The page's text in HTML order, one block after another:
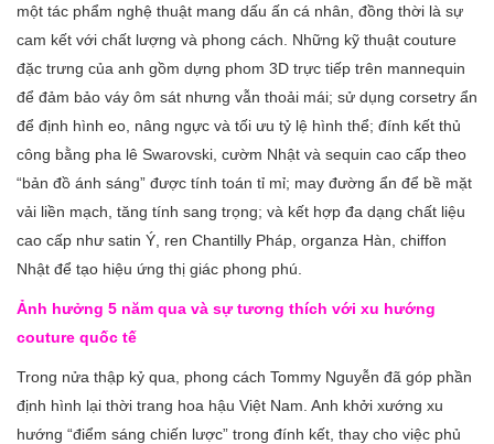
một tác phẩm nghệ thuật mang dấu ấn cá nhân, đồng thời là sự
cam kết với chất lượng và phong cách. Những kỹ thuật couture
đặc trưng của anh gồm dựng phom 3D trực tiếp trên mannequin
để đảm bảo váy ôm sát nhưng vẫn thoải mái; sử dụng corsetry ẩn
để định hình eo, nâng ngực và tối ưu tỷ lệ hình thể; đính kết thủ
công bằng pha lê Swarovski, cườm Nhật và sequin cao cấp theo
“bản đồ ánh sáng” được tính toán tỉ mỉ; may đường ẩn để bề mặt
vải liền mạch, tăng tính sang trọng; và kết hợp đa dạng chất liệu
cao cấp như satin Ý, ren Chantilly Pháp, organza Hàn, chiffon
Nhật để tạo hiệu ứng thị giác phong phú.
Ảnh hưởng 5 năm qua và sự tương thích với xu hướng
couture quốc tế
Trong nửa thập kỷ qua, phong cách Tommy Nguyễn đã góp phần
định hình lại thời trang hoa hậu Việt Nam. Anh khởi xướng xu
hướng “điểm sáng chiến lược” trong đính kết, thay cho việc phủ